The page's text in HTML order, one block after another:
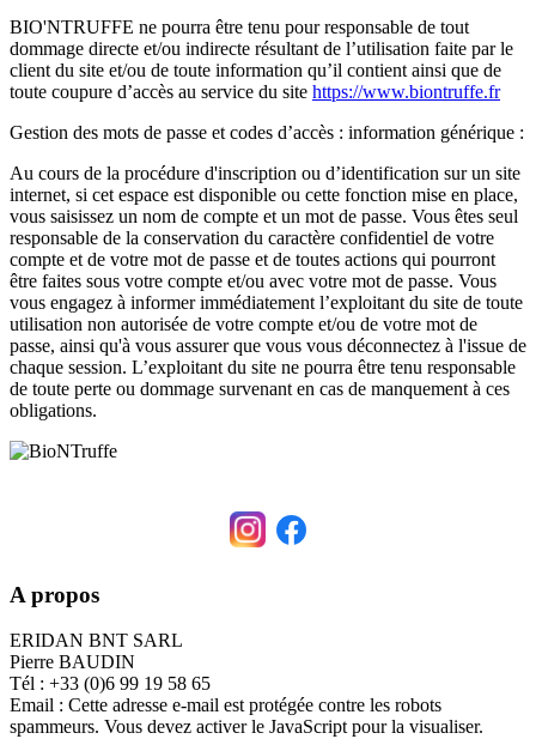
BIO'NTRUFFE ne pourra être tenu pour responsable de tout
dommage directe et/ou indirecte résultant de l’utilisation faite par le
client du site et/ou de toute information qu’il contient ainsi que de
toute coupure d’accès au service du site https://www.biontruffe.fr
Gestion des mots de passe et codes d’accès : information générique :
Au cours de la procédure d'inscription ou d’identification sur un site
internet, si cet espace est disponible ou cette fonction mise en place,
vous saisissez un nom de compte et un mot de passe. Vous êtes seul
responsable de la conservation du caractère confidentiel de votre
compte et de votre mot de passe et de toutes actions qui pourront
être faites sous votre compte et/ou avec votre mot de passe. Vous
vous engagez à informer immédiatement l’exploitant du site de toute
utilisation non autorisée de votre compte et/ou de votre mot de
passe, ainsi qu'à vous assurer que vous vous déconnectez à l'issue de
chaque session. L’exploitant du site ne pourra être tenu responsable
de toute perte ou dommage survenant en cas de manquement à ces
obligations.
A propos
ERIDAN BNT SARL
Pierre BAUDIN
Tél : +33 (0)6 99 19 58 65
Email : Cette adresse e-mail est protégée contre les robots
spammeurs. Vous devez activer le JavaScript pour la visualiser.